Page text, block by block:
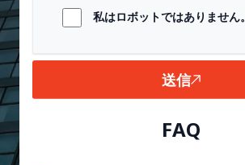
私はロボットではありません。
送信
FAQ